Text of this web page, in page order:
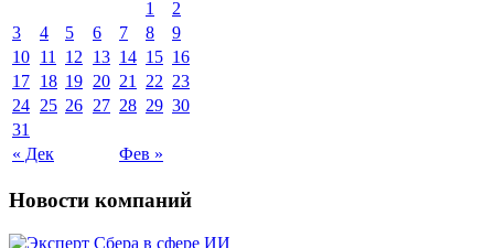
« Дек Фев »
1
2
3
4 5 6 7 8
9
10 11 12 13 14 15 16
17 18 19 20 21 22 23
24 25 26 27 28 29 30
31
Новости компаний